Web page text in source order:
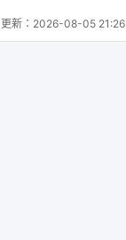
更新： 2026-08-05 21:26